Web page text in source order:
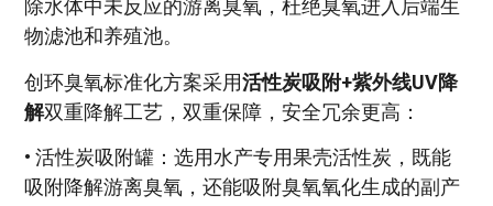
除水体中未反应的游离臭氧，杜绝臭氧进入后端生
物滤池和养殖池。
创环臭氧标准化方案采用活性炭吸附+紫外线UV降
解双重降解工艺，双重保障，安全冗余更高：
• 活性炭吸附罐：选用水产专用果壳活性炭，既能
吸附降解游离臭氧，还能吸附臭氧氧化生成的副产